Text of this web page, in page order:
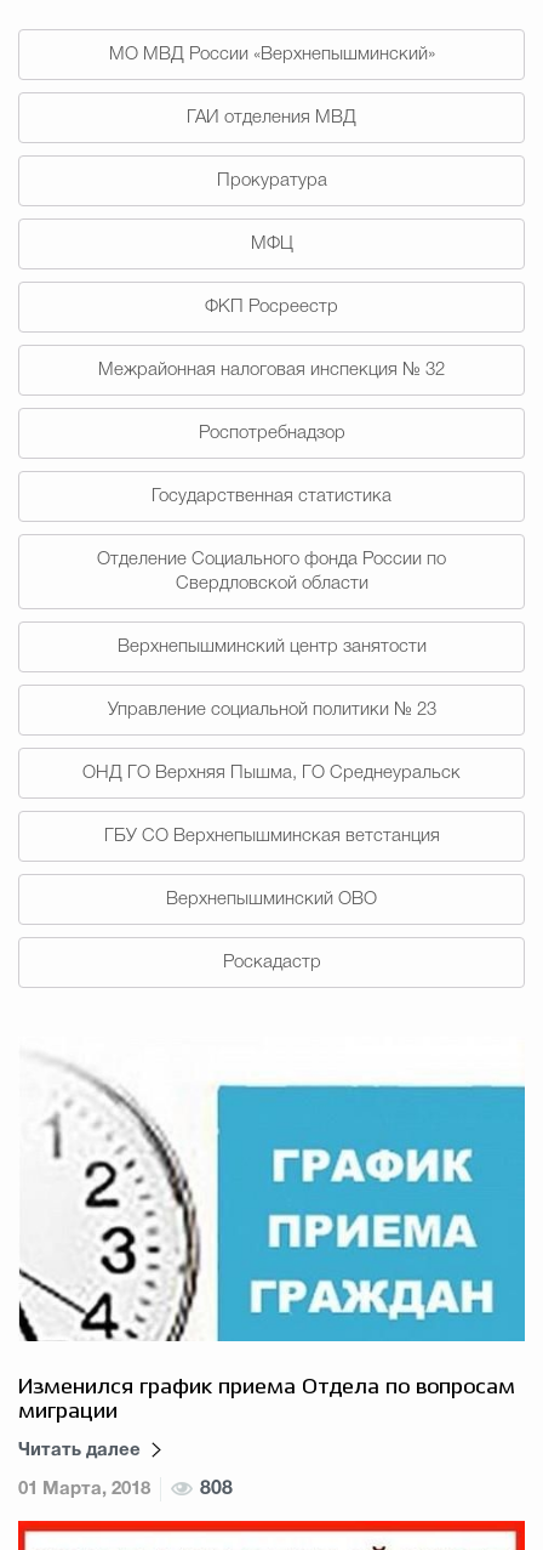
Противодействие
Городская среда Социальная
Экономика
Счётная палата Городского
Общественная
Градостроительство и
Государственные организации
Открытые
МО МВД России «Верхнепышминский»
ГАИ отделения МВД
Прокуратура
МФЦ
ФКП Росреестр
Межрайонная налоговая инспекция № 32
Роспотребнадзор
Государственная статистика
Отделение Социального фонда России по
Свердловской области
Верхнепышминский центр занятости
Управление социальной политики № 23
ОНД ГО Верхняя Пышма, ГО Среднеуральск
ГБУ СО Верхнепышминская ветстанция
Верхнепышминский ОВО
Роскадастр
Изменился график приема Отдела по вопросам
миграции
Читать далее
01 Марта, 2018 808